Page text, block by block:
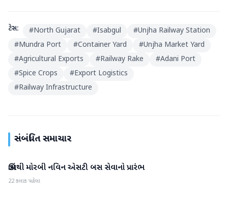
ટેગ્સ: #North Gujarat #Isabgul #Unjha Railway Station
#Mundra Port #Container Yard #Unjha Market Yard
#Agricultural Exports #Railway Rake #Adani Port
#Spice Crops #Export Logistics
#Railway Infrastructure
સંબંધિત સમાચાર
મહેસાણા
ઊંઝાથી મોરબી નવિન એસટી બસ સેવાનો પ્રારંભ
22 કલાક પહેલા